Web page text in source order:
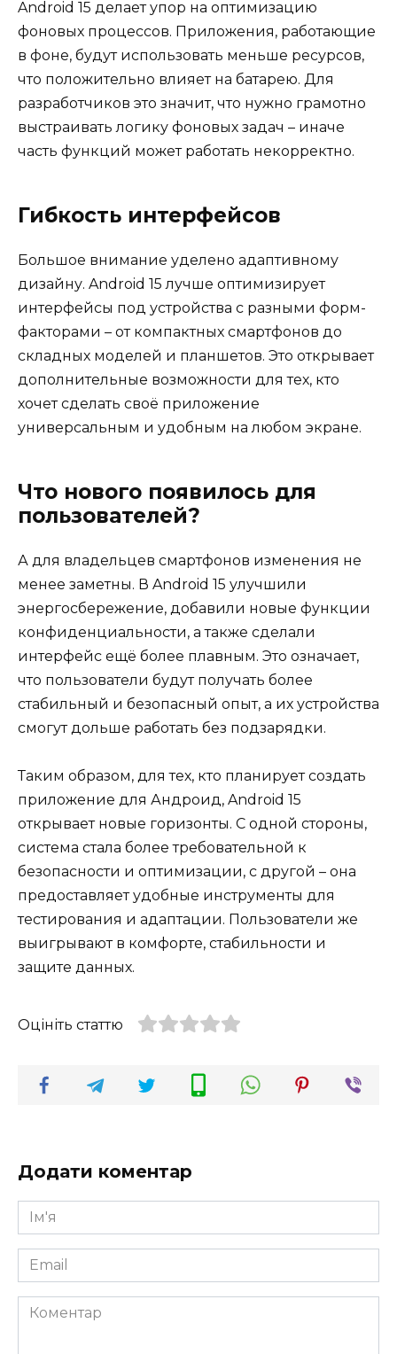
Android 15 делает упор на оптимизацию
фоновых процессов. Приложения, работающие
в фоне, будут использовать меньше ресурсов,
что положительно влияет на батарею. Для
разработчиков это значит, что нужно грамотно
выстраивать логику фоновых задач – иначе
часть функций может работать некорректно.
Гибкость интерфейсов
Большое внимание уделено адаптивному
дизайну. Android 15 лучше оптимизирует
интерфейсы под устройства с разными форм-
факторами – от компактных смартфонов до
складных моделей и планшетов. Это открывает
дополнительные возможности для тех, кто
хочет сделать своё приложение
универсальным и удобным на любом экране.
Что нового появилось для
пользователей?
А для владельцев смартфонов изменения не
менее заметны. В Android 15 улучшили
энергосбережение, добавили новые функции
конфиденциальности, а также сделали
интерфейс ещё более плавным. Это означает,
что пользователи будут получать более
стабильный и безопасный опыт, а их устройства
смогут дольше работать без подзарядки.
Таким образом, для тех, кто планирует создать
приложение для Андроид, Android 15
открывает новые горизонты. С одной стороны,
система стала более требовательной к
безопасности и оптимизации, с другой – она
предоставляет удобные инструменты для
тестирования и адаптации. Пользователи же
выигрывают в комфорте, стабильности и
защите данных.
Оцініть статтю
Додати коментар
Ім'я
*
Email
*
Коментар